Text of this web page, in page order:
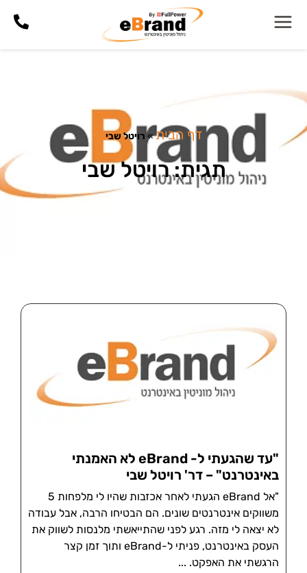
דף הבית»רויטל שבי
תגית: רויטל שבי
"עד שהגעתי ל- eBrand לא האמנתי
באינטרנט" – דר' רויטל שבי
"אל eBrand הגעתי לאחר אכזבות שהיו לי מלפחות 5
משווקים אינטרנטים שונים. הם הבטיחו הרבה, אבל עבודה
לא יצאה לי מזה. רגע לפני שהתייאשתי מלנסות לשווק את
העסק באינטרנט, פניתי ל-eBrand ותוך זמן קצר
הרגשתי את האפקט.